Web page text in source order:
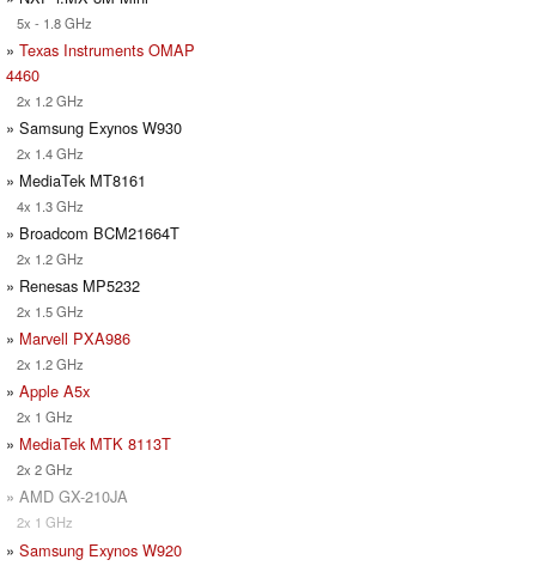
5x - 1.8 GHz
» Texas Instruments OMAP
4460
2x 1.2 GHz
» Samsung Exynos W930
2x 1.4 GHz
» MediaTek MT8161
4x 1.3 GHz
» Broadcom BCM21664T
2x 1.2 GHz
» Renesas MP5232
2x 1.5 GHz
» Marvell PXA986
2x 1.2 GHz
» Apple A5x
2x 1 GHz
» MediaTek MTK 8113T
2x 2 GHz
» AMD GX-210JA
2x 1 GHz
» Samsung Exynos W920